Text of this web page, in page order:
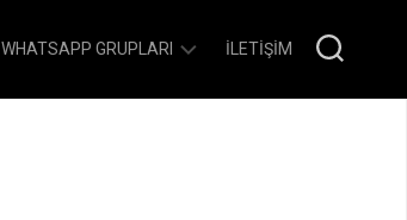
WHATSAPP GRUPLARI İLETIŞIM